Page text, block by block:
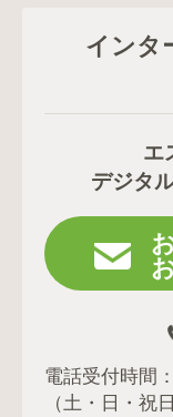
インタ
エ
デジタ
電話受付時間
（土・日・祝